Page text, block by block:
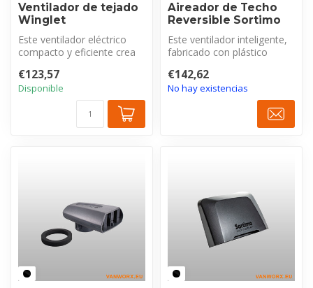
Ventilador de tejado
Winglet
Este ventilador eléctrico
compacto y eficiente crea
al...
€123,57
Disponible
Aireador de Techo
Reversible Sortimo
Este ventilador inteligente,
fabricado con plástico
ra...
€142,62
No hay existencias